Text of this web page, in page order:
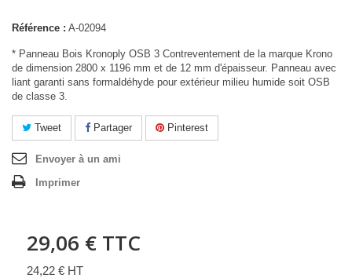
Référence : A-02094
* Panneau Bois Kronoply OSB 3 Contreventement de la marque Krono
de dimension 2800 x 1196 mm et de 12 mm d'épaisseur. Panneau avec
liant garanti sans formaldéhyde pour extérieur milieu humide soit OSB
de classe 3.
Tweet Partager Pinterest
Envoyer à un ami
Imprimer
29,06 € TTC
24,22 € HT